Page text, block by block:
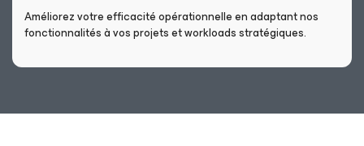
Améliorez votre efficacité opérationnelle en adaptant nos
fonctionnalités à vos projets et workloads stratégiques.